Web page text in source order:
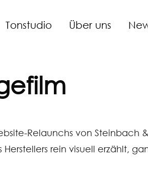
Tonstudio Über uns
Relaunchs von Steinbach
rein visuell erzählt,